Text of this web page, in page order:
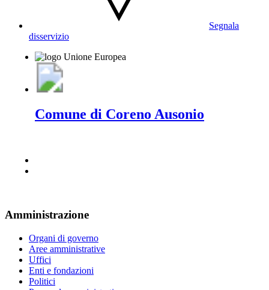
Segnala
disservizio
Comune di Coreno Ausonio
Amministrazione
Organi di governo
Aree amministrative
Uffici
Enti e fondazioni
Politici